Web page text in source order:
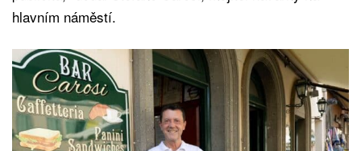
hlavním náměstí.